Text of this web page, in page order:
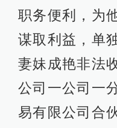
职务便利，为
谋取利益，单
妻妹成艳非法
公司一公司一
易有限公司合